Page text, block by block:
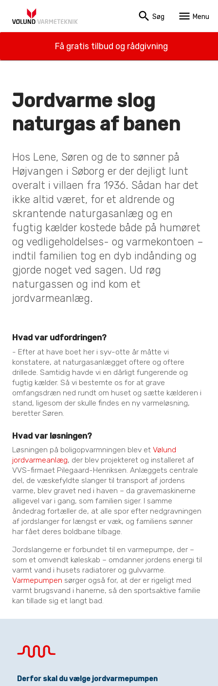
search Søg menu Menu
Få gratis tilbud og rådgivning
Jordvarme slog
naturgas af banen
Hos Lene, Søren og de to sønner på
Højvangen i Søborg er der dejligt lunt
overalt i villaen fra 1936. Sådan har det
ikke altid været, for et aldrende og
skrantende naturgasanlæg og en
fugtig kælder kostede både på humøret
og vedligeholdelses- og varmekontoen –
indtil familien tog en dyb indånding og
gjorde noget ved sagen. Ud røg
naturgassen og ind kom et
jordvarmeanlæg.
Hvad var udfordringen?
- Efter at have boet her i syv-otte år måtte vi
konstatere, at naturgasanlægget oftere og oftere
drillede. Samtidig havde vi en dårligt fungerende og
fugtig kælder. Så vi bestemte os for at grave
omfangsdræn ned rundt om huset og sætte kælderen i
stand, ligesom der skulle findes en ny varmeløsning,
beretter Søren.
Hvad var løsningen?
Løsningen på boligopvarmningen blev etVølund
jordvarmeanlæg, der blev projekteret og installeret af
VVS-firmaet Pilegaard-Henriksen. Anlæggets centrale
del, de væskefyldte slanger til transport af jordens
varme, blev gravet ned i haven – da gravemaskinerne
alligevel var i gang, som familien siger. I samme
åndedrag fortæller de, at alle spor efter nedgravningen
af jordslanger for længst er væk, og familiens sønner
har fået deres boldbane tilbage.
Jordslangerne er forbundet til en varmepumpe, der –
som et omvendt køleskab – omdanner jordens energi til
varmt vand i husets radiatorer og gulvvarme.
Varmepumpen sørger også for, at der er rigeligt med
varmt brugsvand i hanerne, så den sportsaktive familie
kan tillade sig et langt bad.
Derfor skal du vælge jordvarmepumpen